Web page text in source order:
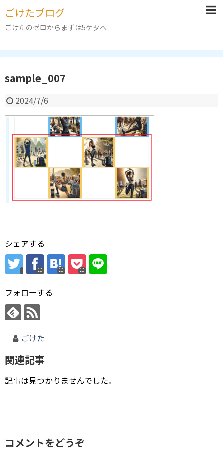
ごけたブログ
ごけたのゼロからまずは5ケタへ
sample_007
2024/7/6
シェアする
フォローする
ごけた
関連記事
記事は見つかりませんでした。
コメントをどうぞ